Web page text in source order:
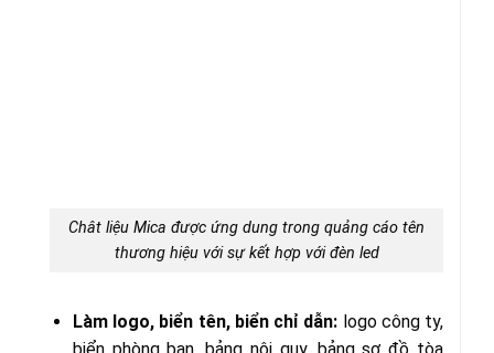
Chât liệu Mica được ứng dung trong quảng cáo tên
thương hiệu với sự kết hợp với đèn led
Làm logo, biển tên, biển chỉ dẫn: logo công ty,